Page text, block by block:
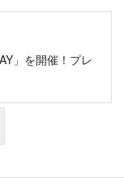
」を開催！プレ